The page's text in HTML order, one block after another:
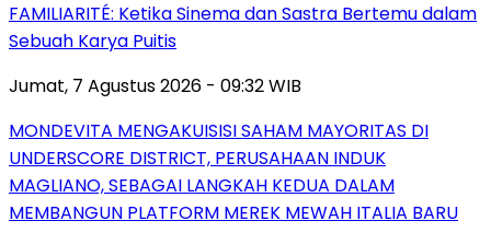
FAMILIARITÉ: Ketika Sinema dan Sastra Bertemu dalam
Sebuah Karya Puitis
Jumat, 7 Agustus 2026 - 09:32 WIB
MONDEVITA MENGAKUISISI SAHAM MAYORITAS DI
UNDERSCORE DISTRICT, PERUSAHAAN INDUK
MAGLIANO, SEBAGAI LANGKAH KEDUA DALAM
MEMBANGUN PLATFORM MEREK MEWAH ITALIA BARU